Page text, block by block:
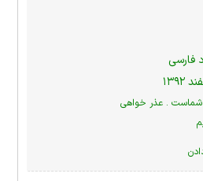
فارسی
. عذر خواهی